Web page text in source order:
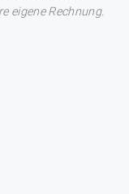
eigene Rechnung.